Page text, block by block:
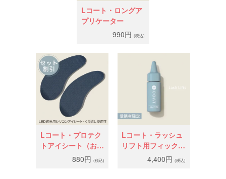
Lコート・ロングア
プリケーター
990円(税込)
Lコート・プロテク
トアイシート（お客
様遮光用）880円 (税込)
Lコート・ラッシュ
リフト用フィックス
コーティング
4,400円(税込)